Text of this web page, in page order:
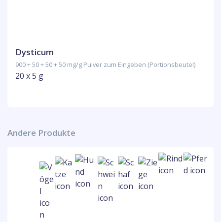
Dysticum
900 + 50 + 50 + 50 mg/g Pulver zum Eingeben (Portionsbeutel)
20 x 5 g
Andere Produkte